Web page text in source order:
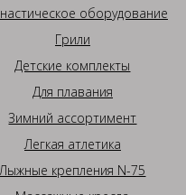
оборудование
Грили
Детские комплекты
Для плавания
Зимний ассортимент
Легкая атлетика
Лыжные крепления N-75